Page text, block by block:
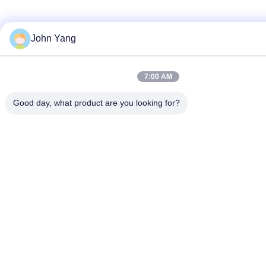
John Yang
7:00 AM
Good day, what product are you looking for?